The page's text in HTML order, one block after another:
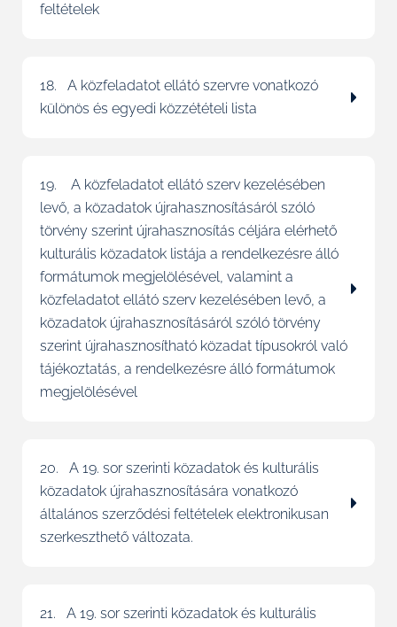
feltételek
18. A közfeladatot ellátó szervre vonatkozó
különös és egyedi közzétételi lista
19. A közfeladatot ellátó szerv kezelésében
levő, a közadatok újrahasznosításáról szóló
törvény szerint újrahasznosítás céljára elérhető
kulturális közadatok listája a rendelkezésre álló
formátumok megjelölésével, valamint a
közfeladatot ellátó szerv kezelésében levő, a
közadatok újrahasznosításáról szóló törvény
szerint újrahasznosítható közadat típusokról való
tájékoztatás, a rendelkezésre álló formátumok
megjelölésével
20. A 19. sor szerinti közadatok és kulturális
közadatok újrahasznosítására vonatkozó
általános szerződési feltételek elektronikusan
szerkeszthető változata.
21. A 19. sor szerinti közadatok és kulturális